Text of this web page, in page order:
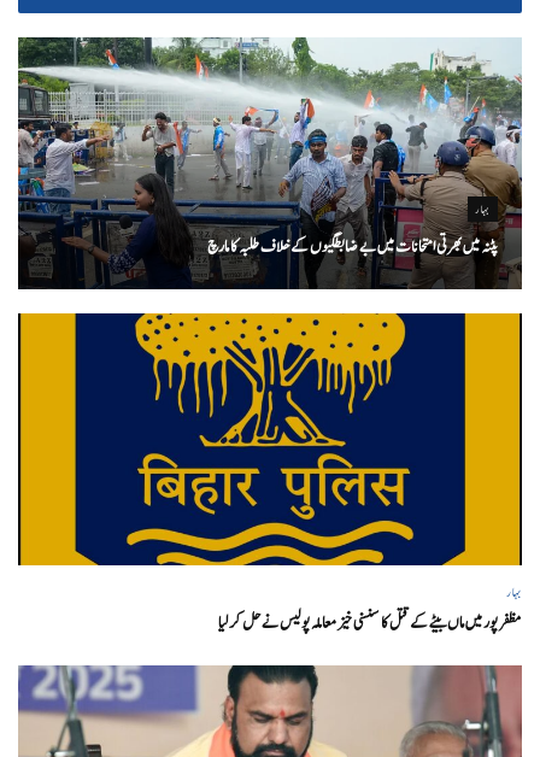
بہار
پٹنہ میں بھرتی امتحانات میں بے ضابطگیوں کے خلاف طلبہ کا مارچ
بہار
مظفر پور میں ماں بیٹے کے قتل کا سنسنی خیز معاملہ پولیس نے حل کر لیا